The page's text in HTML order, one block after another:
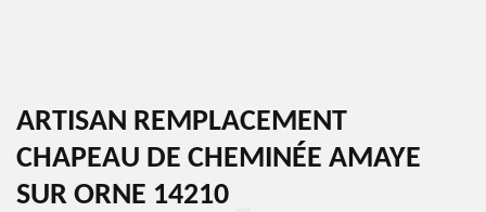
ARTISAN REMPLACEMENT
CHAPEAU DE CHEMINÉE AMAYE
SUR ORNE 14210